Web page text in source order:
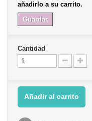
añadirlo a su carrito.
Guardar
Cantidad
Añadir al carrito